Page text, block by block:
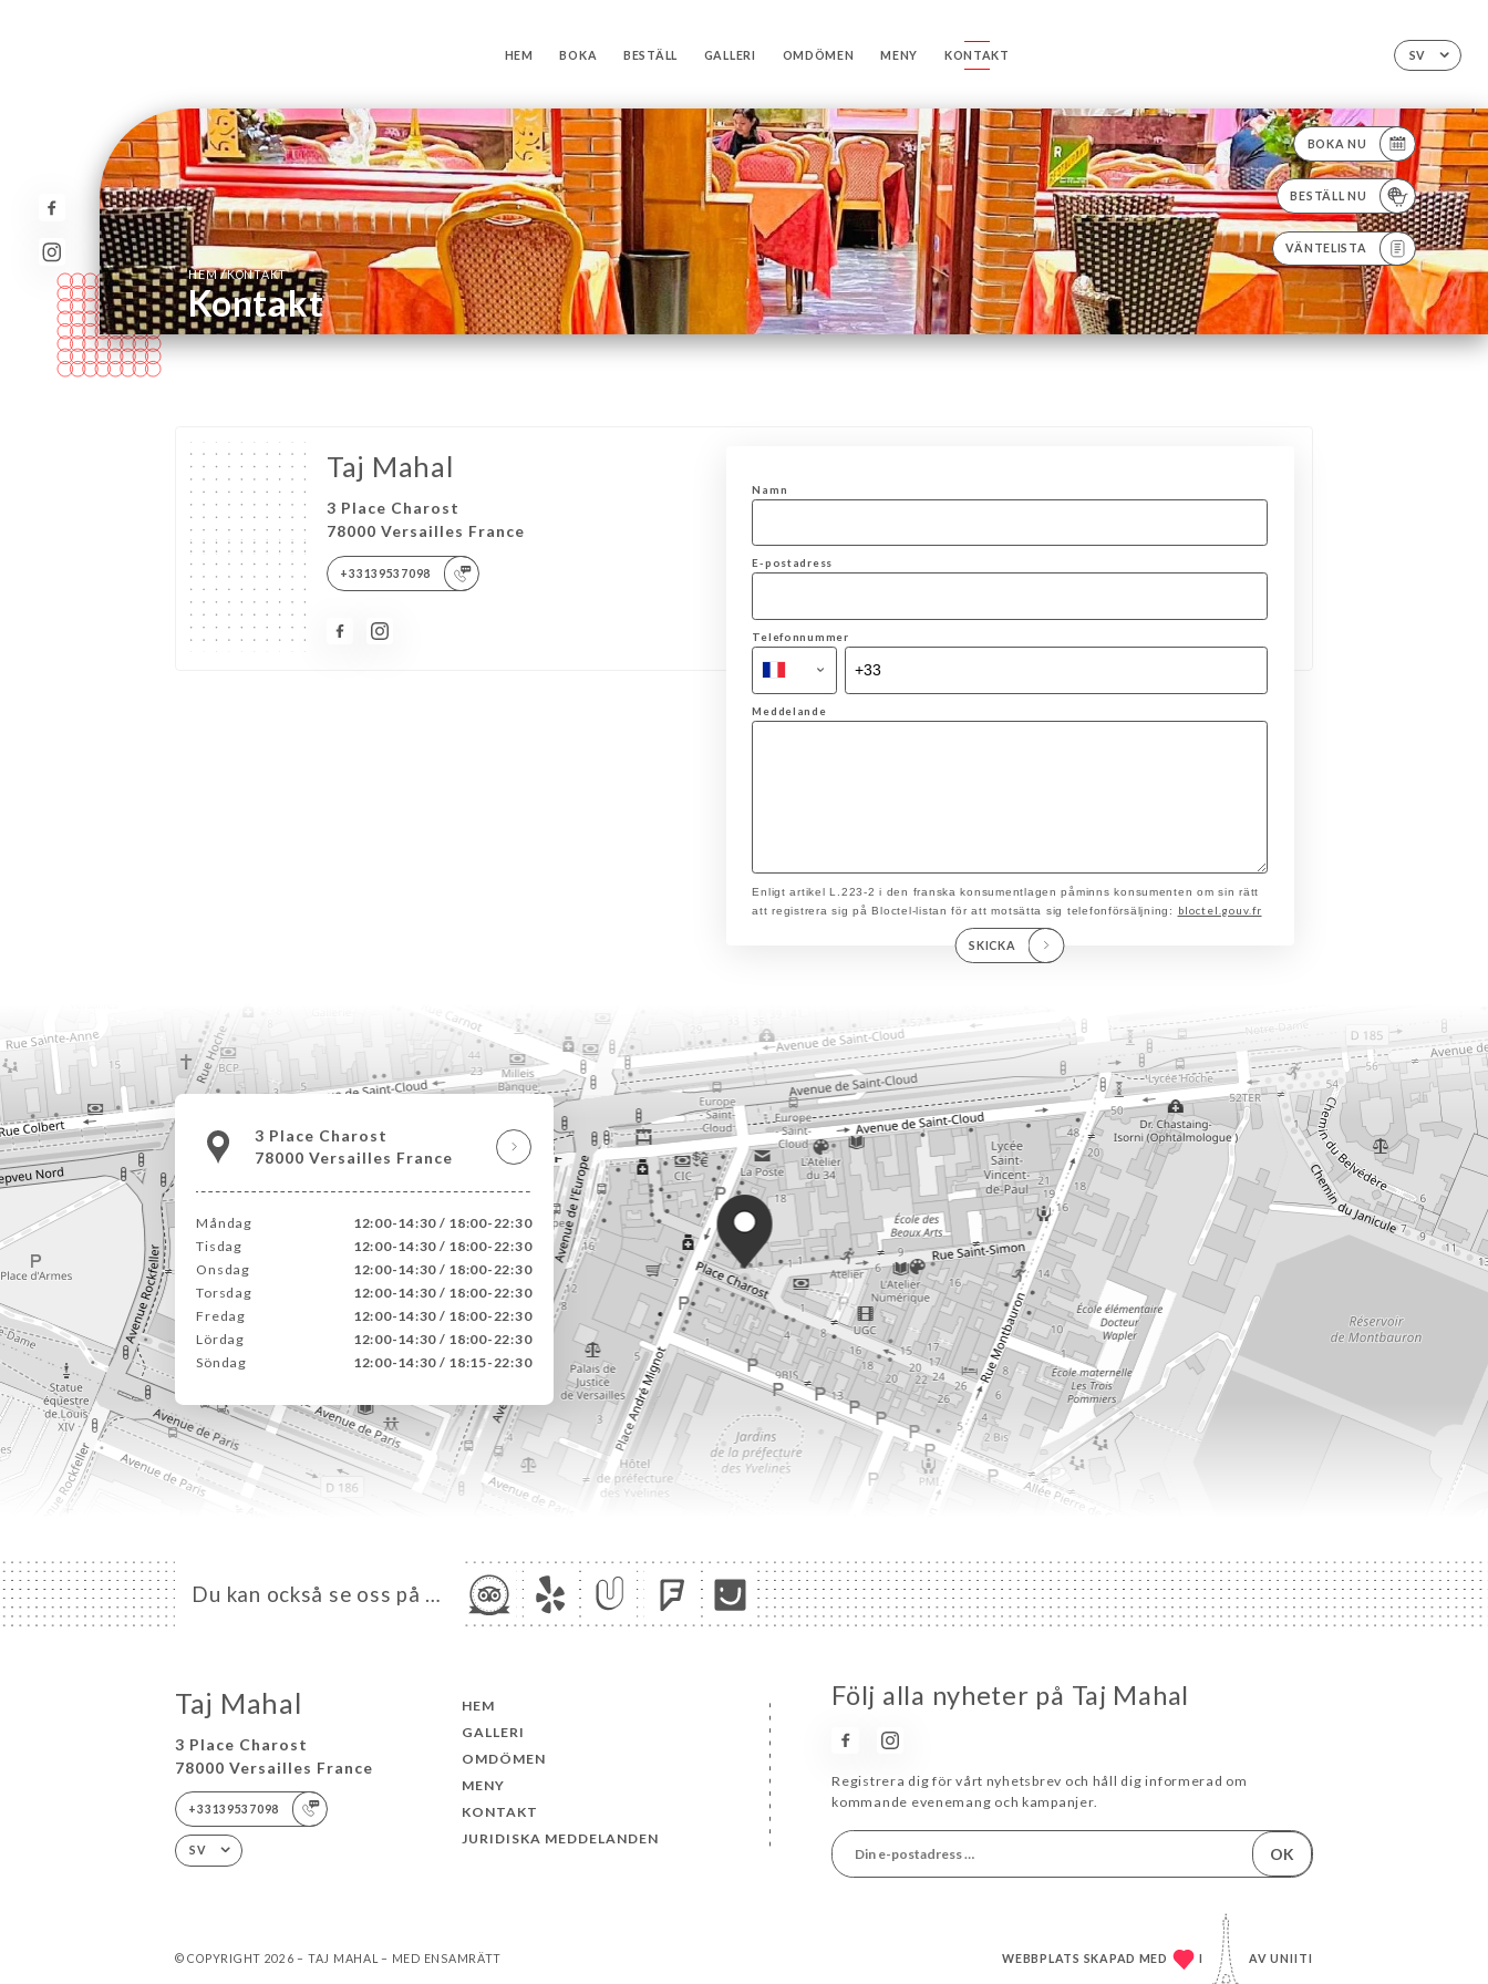
SV
HEM BOKA BESTÄLL GALLERI OMDÖMEN MENY KONTAKT
BOKA NU
BESTÄLL NU
VÄNTELISTA
HEM/KONTAKT
Kontakt
Taj Mahal
3 Place Charost
78000 Versailles France
+33139537098
Namn
E-postadress
Telefonnummer
Meddelande
Enligt artikel L.223-2 i den franska konsumentlagen påminns konsumenten om sin rätt
att registrera sig på Bloctel-listan för att motsätta sig telefonförsäljning:
bloctel.gouv.fr
SKICKA
3 Place Charost
78000 Versailles France
Måndag
12:00-14:30 / 18:00-22:30
Tisdag
12:00-14:30 / 18:00-22:30
Onsdag
12:00-14:30 / 18:00-22:30
Torsdag
12:00-14:30 / 18:00-22:30
Fredag
12:00-14:30 / 18:00-22:30
Lördag
12:00-14:30 / 18:00-22:30
Söndag
12:00-14:30 / 18:15-22:30
Du kan också se oss på …
Taj Mahal
3 Place Charost
78000 Versailles France
+33139537098
SV
HEM
GALLERI
OMDÖMEN
MENY
KONTAKT
JURIDISKA MEDDELANDEN
Följ alla nyheter på Taj Mahal
Registrera dig för vårt nyhetsbrev och håll dig informerad om
kommande evenemang och kampanjer.
OK
© COPYRIGHT 2026 – TAJ MAHAL – MED ENSAMRÄTT WEBBPLATS SKAPAD MED AVUNIITI